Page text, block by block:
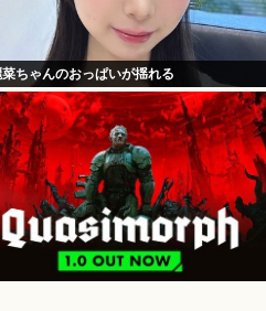
菜ちゃんのおっぱいが揺れる